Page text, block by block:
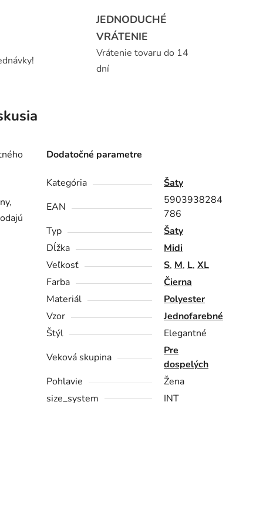
JEDNODUCHÉ
VRÁTENIE
Vrátenie tovaru do 14
dní
Dodatočné parametre
Kategória
Šaty
EAN
5903938284
786
Typ
Šaty
Dĺžka
Midi
Veľkosť
S, M, L,XL
Farba
Čierna
Materiál
Polyester
Vzor
Jednofarebné
Štýl
Elegantné
Veková skupina
Pre
dospelých
Pohlavie
Žena
size_system
INT